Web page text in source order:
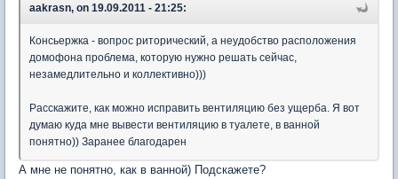
aakrasn, on 19.09.2011 - 21:25:
Консьержка - вопрос риторический, а неудобство расположения
домофона проблема, которую нужно решать сейчас,
незамедлительно и коллективно)))
Расскажите, как можно исправить вентиляцию без ущерба. Я вот
думаю куда мне вывести вентиляцию в туалете, в ванной
понятно)) Заранее благодарен
А мне не понятно, как в ванной) Подскажете?